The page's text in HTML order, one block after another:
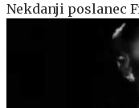
Nekdanji poslanec